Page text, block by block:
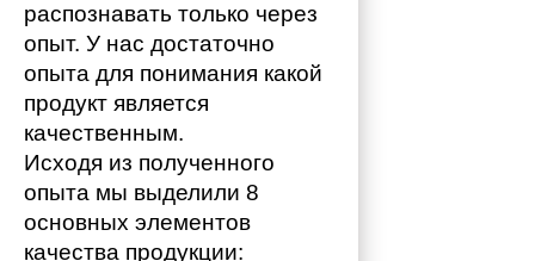
распознавать только через
опыт. У нас достаточно
опыта для понимания какой
продукт является
качественным.
Исходя из полученного
опыта мы выделили 8
основных элементов
качества продукции: